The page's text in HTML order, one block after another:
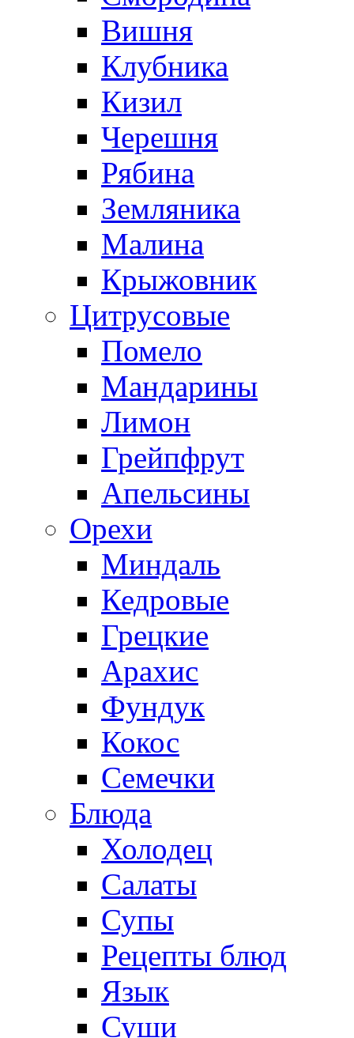
Вишня
Клубника
Кизил
Черешня
Рябина
Земляника
Малина
Крыжовник
Цитрусовые
Помело
Мандарины
Лимон
Грейпфрут
Апельсины
Орехи
Миндаль
Кедровые
Грецкие
Арахис
Фундук
Кокос
Семечки
Блюда
Холодец
Салаты
Супы
Рецепты блюд
Язык
Суши